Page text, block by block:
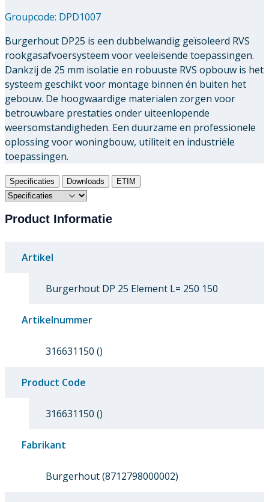
Groupcode: DPD1007
Burgerhout DP25 is een dubbelwandig geïsoleerd RVS
rookgasafvoersysteem voor veeleisende toepassingen.
Dankzij de 25 mm isolatie en robuuste RVS opbouw is het
systeem geschikt voor montage binnen én buiten het
gebouw. De hoogwaardige materialen zorgen voor
betrouwbare prestaties onder uiteenlopende
weersomstandigheden. Een duurzame en professionele
oplossing voor woningbouw, utiliteit en industriële
toepassingen.
Specificaties Downloads ETIM
Product Informatie
Artikel
Burgerhout DP 25 Element L= 250 150
Artikelnummer
316631150 ()
Product Code
316631150 ()
Fabrikant
Burgerhout (8712798000002)